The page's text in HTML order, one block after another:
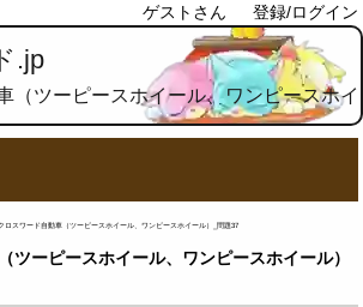
ゲストさん 登録/ログイン
.jp
（ツーピースホイール、ワンピースホイ
クロスワード自動車（ツーピースホイール、ワンピースホイール）_問題37
ツーピースホイール、ワンピースホイール）